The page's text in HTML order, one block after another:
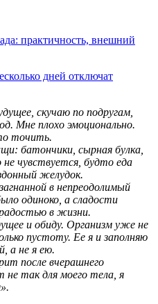
практичность, внешний
дней отключат
скучаю по подругам,
Мне плохо эмоционально.
точить.
батончики, сырная булка,
чувствуется, будто еда
желудок.
в непреодолимый
одиноко, а сладости
в жизни.
и обиду. Организм уже не
пустоту. Ее я и заполняю
а не я ею.
после вчерашнего
так для моего тела, я